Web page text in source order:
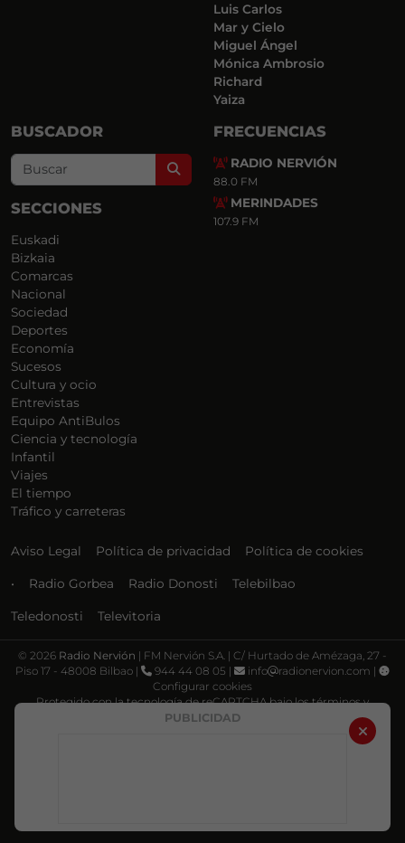
PUBLICIDAD
Luis Carlos
Mar y Cielo
Miguel Ángel
Mónica Ambrosio
Richard
Yaiza
BUSCADOR
Search
SECCIONES
Euskadi
Bizkaia
Comarcas
Nacional
Sociedad
Deportes
Economía
Sucesos
Cultura y ocio
Entrevistas
Equipo AntiBulos
Ciencia y tecnología
Infantil
Viajes
El tiempo
Tráfico y carreteras
FRECUENCIAS
RADIO NERVIÓN
88.0 FM
MERINDADES
107.9 FM
Aviso Legal Política de privacidad Política de cookies
• Radio Gorbea Radio Donosti Telebilbao
Teledonosti Televitoria
© 2026 Radio Nervión | FM Nervión S.A. | C/ Hurtado de Amézaga, 27 -
Piso 17 - 48008 Bilbao |
944 44 08 05 | info
radionervion.com |
Configurar cookies
Protegido con la tecnología de reCAPTCHA bajo los términos y
Política de privacidad Términos de servicio